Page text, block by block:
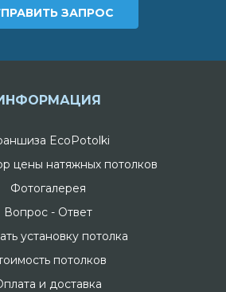
EcoPotolki
цены натяжных потолков
Фотогалерея
Вопрос - Ответ
установку потолка
потолков
и доставка